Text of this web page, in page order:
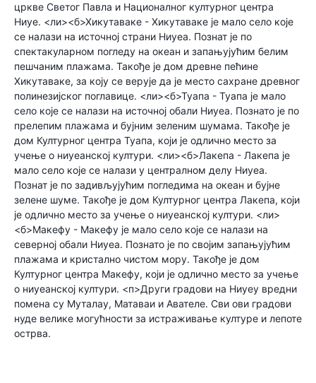
цркве Светог Павла и Националног културног центра
Ниуе. <ли><б>Хикутаваке - Хикутаваке је мало село које
се налази на источној страни Ниуеа. Познат је по
спектакуларном погледу на океан и запањујућим белим
пешчаним плажама. Такође је дом древне пећине
Хикутаваке, за коју се верује да је место сахране древног
полинезијског поглавице. <ли><б>Туапа - Туапа је мало
село које се налази на источној обали Ниуеа. Познато је по
прелепим плажама и бујним зеленим шумама. Такође је
дом Културног центра Туапа, који је одлично место за
учење о ниуеанској култури. <ли><б>Лакепа - Лакепа је
мало село које се налази у централном делу Ниуеа.
Познат је по задивљујућим погледима на океан и бујне
зелене шуме. Такође је дом Културног центра Лакепа, који
је одлично место за учење о ниуеанској култури. <ли>
<б>Макефу - Макефу је мало село које се налази на
северној обали Ниуеа. Познато је по својим запањујућим
плажама и кристално чистом мору. Такође је дом
Културног центра Макефу, који је одлично место за учење
о ниуеанској култури. <п>Други градови на Ниуеу вредни
помена су Муталау, Матаваи и Авателе. Сви ови градови
нуде велике могућности за истраживање културе и лепоте
острва.